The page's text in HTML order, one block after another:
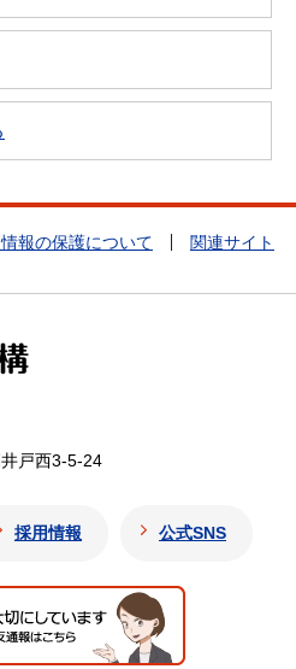
報の保護について 関連サイト
戸西3-5-24
採用情報 公式SNS